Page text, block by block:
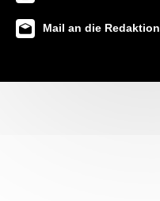
Mail an die Redaktion